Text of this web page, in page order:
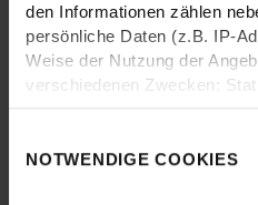
den Informationen zählen
persönliche Daten (z.B. IP-
Weise der Nutzung der
verschiedenen Zwecken:
anonymisiert für statistische
Marketing Cookies helfen
NOTWENDIGE COOKIES
aber lässiger Look voller Ruhe
Jetzt Entdecken
MIX & MATCH